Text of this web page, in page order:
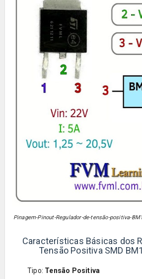
Pinagem-Pinout-Regulador-de-tensão-positiva-
Características Básicas dos
Tensão Positiva SMD
Tipo: Tensão Positiva